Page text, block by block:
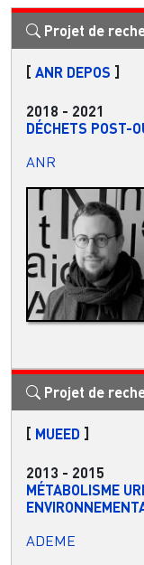
Projet de
[ ANR DEPOS ]
2018 - 2021
DÉCHETS POST-
ANR
Projet de
[ MUEED ]
2013 - 2015
MÉTABOLISME
ADEME